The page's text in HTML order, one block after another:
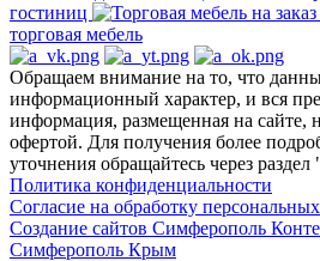
гостиниц
торговая мебель
Обращаем внимание на то, что
информационный характер, и вся
информация, размещенная на сайте,
офертой. Для получения более
уточнения обращайтесь через
Политика конфиденциальности
Согласие на обработку
Создание сайтов Симферополь
Симферополь Крым